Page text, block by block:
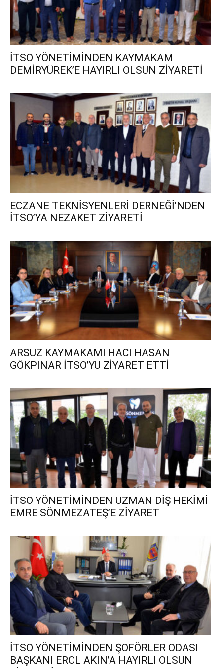
İTSO YÖNETİMİNDEN KAYMAKAM
DEMİRYÜREK’E HAYIRLI OLSUN ZİYARETİ
ECZANE TEKNİSYENLERİ DERNEĞİ’NDEN
İTSO’YA NEZAKET ZİYARETİ
ARSUZ KAYMAKAMI HACI HASAN
GÖKPINAR İTSO’YU ZİYARET ETTİ
İTSO YÖNETİMİNDEN UZMAN DİŞ HEKİMİ
EMRE SÖNMEZATEŞ’E ZİYARET
İTSO YÖNETİMİNDEN ŞOFÖRLER ODASI
BAŞKANI EROL AKIN’A HAYIRLI OLSUN